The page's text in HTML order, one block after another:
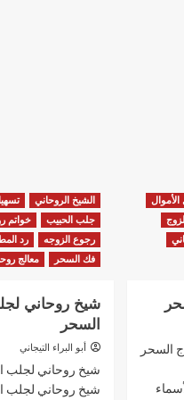
الأموال
السحر
الشيخ الروحاني
جلب الحبيب
خواتم
رجوع الزوجه
رد
فك السحر
معالج
شيخ روحاني
السحر
أبو البراء التيجاني
شيخ روحاني لجلب
شيخ روحاني لجلب